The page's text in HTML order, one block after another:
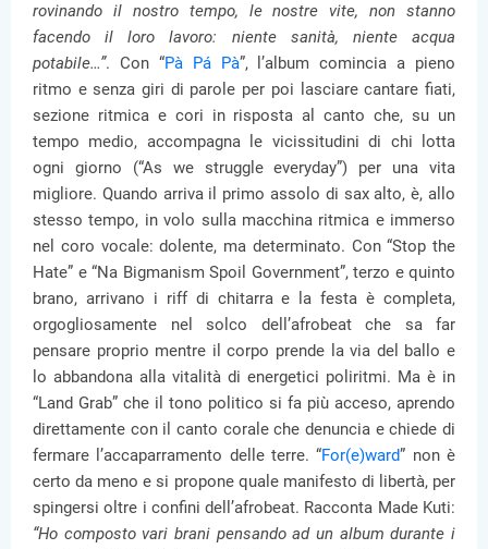
rovinando il nostro tempo, le nostre vite, non stanno
facendo il loro lavoro: niente sanità, niente acqua
potabile…”. Con “Pà Pá Pà”, l’album comincia a pieno
ritmo e senza giri di parole per poi lasciare cantare fiati,
sezione ritmica e cori in risposta al canto che, su un
tempo medio, accompagna le vicissitudini di chi lotta
ogni giorno (“As we struggle everyday”) per una vita
migliore. Quando arriva il primo assolo di sax alto, è, allo
stesso tempo, in volo sulla macchina ritmica e immerso
nel coro vocale: dolente, ma determinato. Con “Stop the
Hate” e “Na Bigmanism Spoil Government”, terzo e quinto
brano, arrivano i riff di chitarra e la festa è completa,
orgogliosamente nel solco dell’afrobeat che sa far
pensare proprio mentre il corpo prende la via del ballo e
lo abbandona alla vitalità di energetici poliritmi. Ma è in
“Land Grab” che il tono politico si fa più acceso, aprendo
direttamente con il canto corale che denuncia e chiede di
fermare l’accaparramento delle terre. “For(e)ward” non è
certo da meno e si propone quale manifesto di libertà, per
spingersi oltre i confini dell’afrobeat. Racconta Made Kuti:
“Ho composto vari brani pensando ad un album durante i